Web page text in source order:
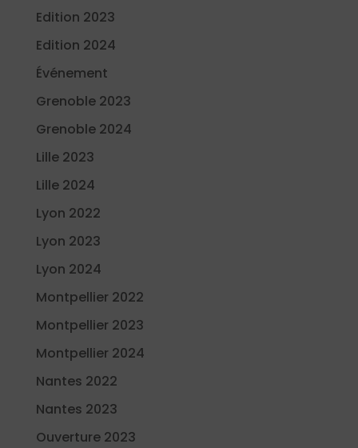
Edition 2023
Edition 2024
Événement
Grenoble 2023
Grenoble 2024
Lille 2023
Lille 2024
Lyon 2022
Lyon 2023
Lyon 2024
Montpellier 2022
Montpellier 2023
Montpellier 2024
Nantes 2022
Nantes 2023
Ouverture 2023